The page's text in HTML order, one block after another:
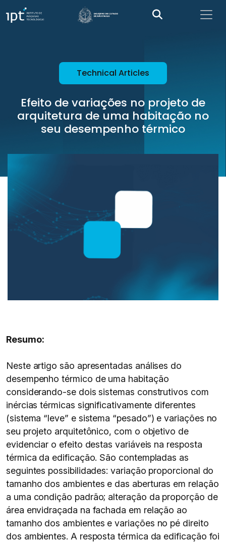
Technical Articles
Efeito de variações no projeto de
arquitetura de uma habitação no
seu desempenho térmico
Resumo:
Neste artigo são apresentadas análises do
desempenho térmico de uma habitação
considerando-se dois sistemas construtivos com
inércias térmicas significativamente diferentes
(sistema “leve” e sistema “pesado”) e variações no
seu projeto arquitetônico, com o objetivo de
evidenciar o efeito destas variáveis na resposta
térmica da edificação. São contempladas as
seguintes possibilidades: variação proporcional do
tamanho dos ambientes e das aberturas em relação
a uma condição padrão; alteração da proporção de
área envidraçada na fachada em relação ao
tamanho dos ambientes e variações no pé direito
dos ambientes. A resposta térmica da edificação foi